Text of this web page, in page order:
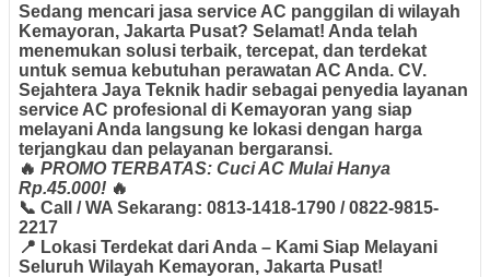
Sedang mencari jasa service AC panggilan di wilayah
Kemayoran, Jakarta Pusat? Selamat! Anda telah
menemukan solusi terbaik, tercepat, dan terdekat
untuk semua kebutuhan perawatan AC Anda. CV.
Sejahtera Jaya Teknik hadir sebagai penyedia layanan
service AC profesional di Kemayoran yang siap
melayani Anda langsung ke lokasi dengan harga
terjangkau dan pelayanan bergaransi.
🔥 PROMO TERBATAS: Cuci AC Mulai Hanya
Rp.45.000! 🔥
📞 Call / WA Sekarang: 0813-1418-1790 /0822-9815-
2217
📍 Lokasi Terdekat dari Anda – Kami Siap Melayani
Seluruh Wilayah Kemayoran, Jakarta Pusat!